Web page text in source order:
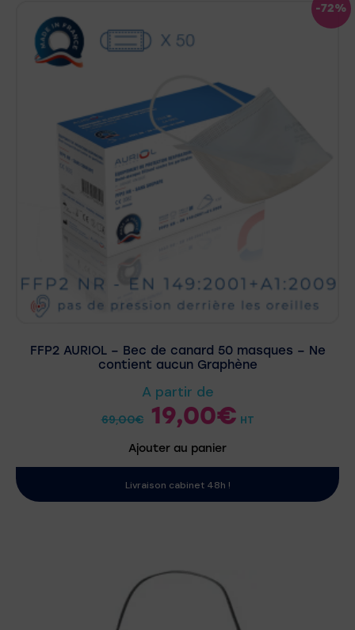
-72%
FFP2 AURIOL – Bec de canard 50 masques – Ne
contient aucun Graphène
A partir de
69,00€ 19,00€ HT
Ajouter au panier
Livraison cabinet 48h !